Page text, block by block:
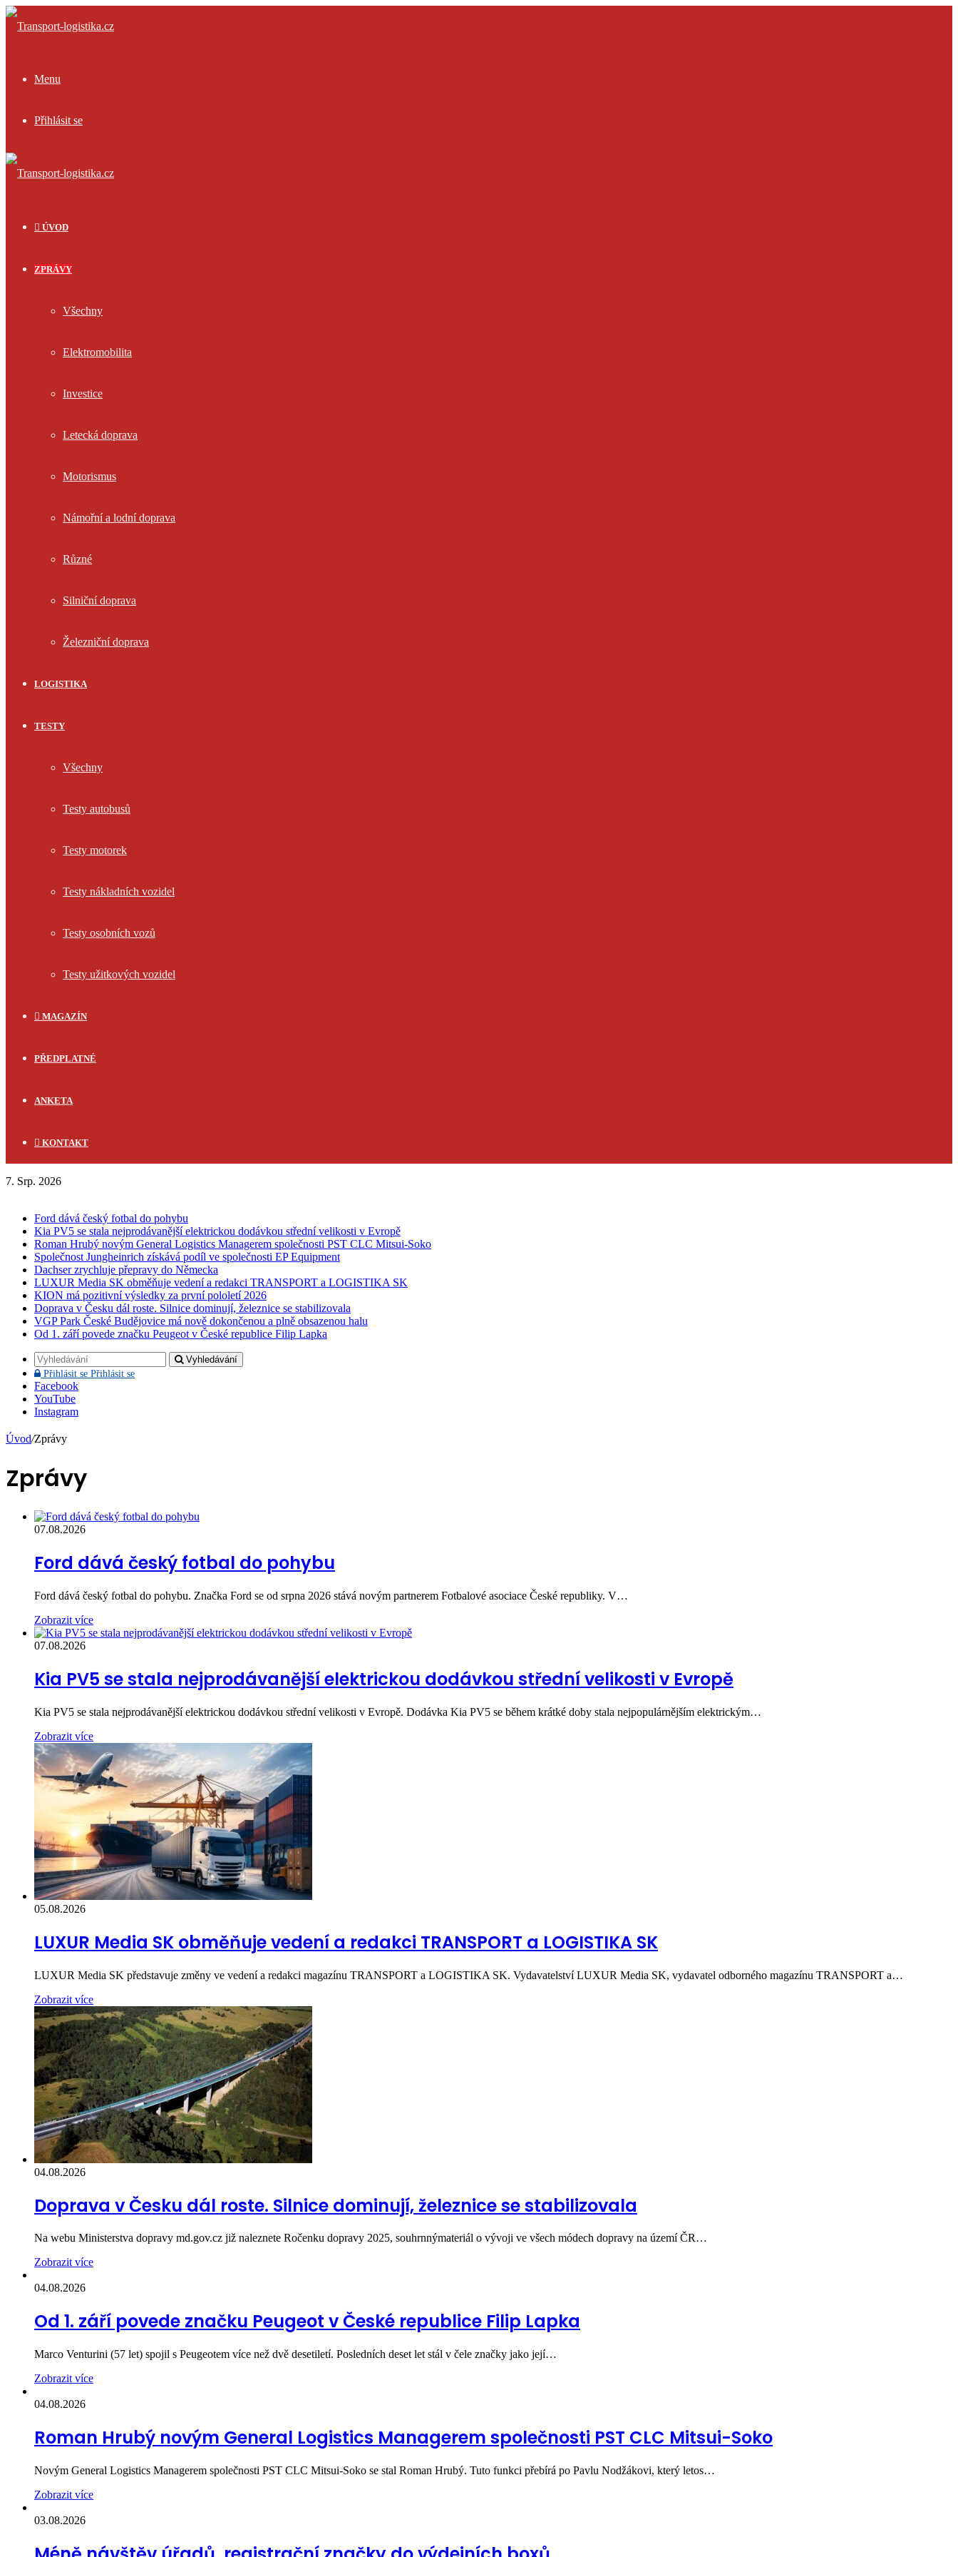
Menu
Přihlásit se
ÚVOD
ZPRÁVY
Všechny
Elektromobilita
Investice
Letecká doprava
Motorismus
Námořní a lodní doprava
Různé
Silniční doprava
Železniční doprava
LOGISTIKA
TESTY
Všechny
Testy autobusů
Testy motorek
Testy nákladních vozidel
Testy osobních vozů
Testy užitkových vozidel
MAGAZÍN
PŘEDPLATNÉ
ANKETA
KONTAKT
7. Srp. 2026
Ford dává český fotbal do pohybu
Kia PV5 se stala nejprodávanější elektrickou dodávkou střední velikosti v Evropě
Roman Hrubý novým General Logistics Managerem společnosti PST CLC Mitsui-Soko
Společnost Jungheinrich získává podíl ve společnosti EP Equipment
Dachser zrychluje přepravy do Německa
LUXUR Media SK obměňuje vedení a redakci TRANSPORT a LOGISTIKA SK
KION má pozitivní výsledky za první pololetí 2026
Doprava v Česku dál roste. Silnice dominují, železnice se stabilizovala
VGP Park České Budějovice má nově dokončenou a plně obsazenou halu
Od 1. září povede značku Peugeot v České republice Filip Lapka
Vyhledávání
Přihlásit se Přihlásit se
Facebook
YouTube
Instagram
Úvod/Zprávy
Zprávy
07.08.2026
Ford dává český fotbal do pohybu
Ford dává český fotbal do pohybu. Značka Ford se od srpna 2026 stává novým partnerem Fotbalové asociace České republiky. V…
Zobrazit více
07.08.2026
Kia PV5 se stala nejprodávanější elektrickou dodávkou střední velikosti v Evropě
Kia PV5 se stala nejprodávanější elektrickou dodávkou střední velikosti v Evropě. Dodávka Kia PV5 se během krátké doby stala nejpopulárnějším elektrickým…
Zobrazit více
05.08.2026
LUXUR Media SK obměňuje vedení a redakci TRANSPORT a LOGISTIKA SK
LUXUR Media SK představuje změny ve vedení a redakci magazínu TRANSPORT a LOGISTIKA SK. Vydavatelství LUXUR Media SK, vydavatel odborného magazínu TRANSPORT a…
Zobrazit více
04.08.2026
Doprava v Česku dál roste. Silnice dominují, železnice se stabilizovala
Na webu Ministerstva dopravy md.gov.cz již naleznete Ročenku dopravy 2025, souhrnnýmateriál o vývoji ve všech módech dopravy na území ČR…
Zobrazit více
04.08.2026
Od 1. září povede značku Peugeot v České republice Filip Lapka
Marco Venturini (57 let) spojil s Peugeotem více než dvě desetiletí. Posledních deset let stál v čele značky jako její…
Zobrazit více
04.08.2026
Roman Hrubý novým General Logistics Managerem společnosti PST CLC Mitsui-Soko
Novým General Logistics Managerem společnosti PST CLC Mitsui-Soko se stal Roman Hrubý. Tuto funkci přebírá po Pavlu Nodžákovi, který letos…
Zobrazit více
03.08.2026